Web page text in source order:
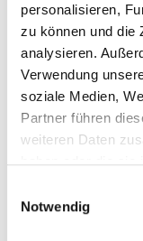
personalisieren,
zu können und die
analysieren.
Verwendung
soziale Medien,
Partner führen
weiteren Daten
haben oder die sie
Notwendig
585
Steinfarbe
weiß
Stein
Zirkonia weiss